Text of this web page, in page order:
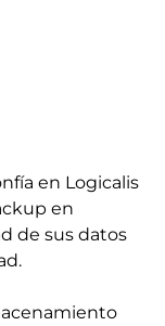
en Logicalis
en
de sus datos